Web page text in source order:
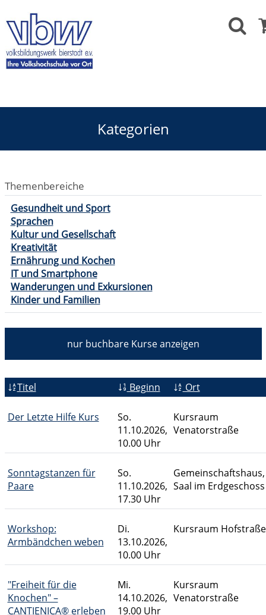
Kategorien
Themenbereiche
Gesundheit und Sport
Sprachen
Kultur und Gesellschaft
Kreativität
Ernährung und Kochen
IT und Smartphone
Wanderungen und Exkursionen
Kinder und Familien
nur buchbareKurse anzeigen
Titel Beginn Ort
Der Letzte Hilfe Kurs
So.
11.10.2026,
10.00 Uhr
Kursraum
Venatorstraße
Sonntagstanzen für
Paare
So.
11.10.2026,
17.30 Uhr
Gemeinschaftshaus,
Saal im Erdgeschoss
Workshop:
Armbändchen weben
Di.
13.10.2026,
10.00 Uhr
Kursraum Hofstraße
"Freiheit für die
Knochen" –
CANTIENICA® erleben
Mi.
14.10.2026,
19.00 Uhr
Kursraum
Venatorstraße